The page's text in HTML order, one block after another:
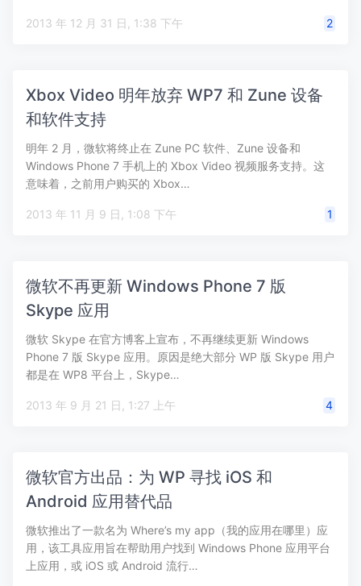
2013 年 12 月 31 日, 1:38 下午 2
Xbox Video 明年放弃 WP7 和 Zune 设备
和软件支持
明年 2 月，微软将终止在 Zune PC 软件、Zune 设备和
Windows Phone 7 手机上的 Xbox Video 视频服务支持。这
意味着，之前用户购买的 Xbox…
2013 年 11 月 9 日, 1:08 下午 1
微软不再更新 Windows Phone 7 版
Skype 应用
微软 Skype 在官方博客上宣布，不再继续更新 Windows
Phone 7 版 Skype 应用。原因是绝大部分 WP 版 Skype 用户
都是在 WP8 平台上，Skype…
2013 年 9 月 21 日, 1:27 上午 4
微软官方出品：为 WP 寻找 iOS 和
Android 应用替代品
微软推出了一款名为 Where’s my app（我的应用在哪里）应
用，该工具应用旨在帮助用户找到 Windows Phone 应用平台
上应用，或 iOS 或 Android 流行…